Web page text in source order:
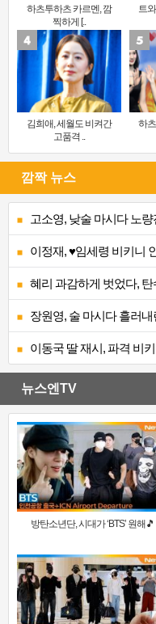
하츠투하츠 카르멘, 깜
찍하게 [..
트
김희애, 세월도 비켜간
고품격 ..
하
깜짝 뉴스
고소영, 낮술 마시다 노량
이정재, ♥임세령 비키니
혜리 과감하게 벗었다, 탄
장원영, 술 마시다 흘러
이동국 딸 재시, 파격 비
뉴스엔TV
방탄소년단, 시대가 ‘BTS’ 원해🎵